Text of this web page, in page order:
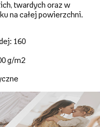
twardych oraz w
na całej powierzchni.
160
g/m2